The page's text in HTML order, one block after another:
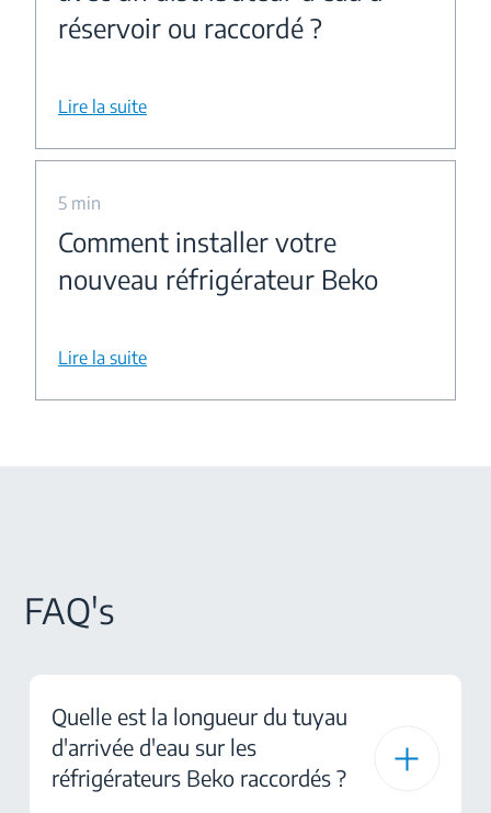
réservoir ou raccordé ?
Lire la suite
5 min
Comment installer votre
nouveau réfrigérateur Beko
Lire la suite
FAQ's
Quelle est la longueur du tuyau
d'arrivée d'eau sur les
réfrigérateurs Beko raccordés ?